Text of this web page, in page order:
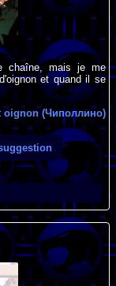
chaîne, mais je me
et quand il se
(Чиполлино)